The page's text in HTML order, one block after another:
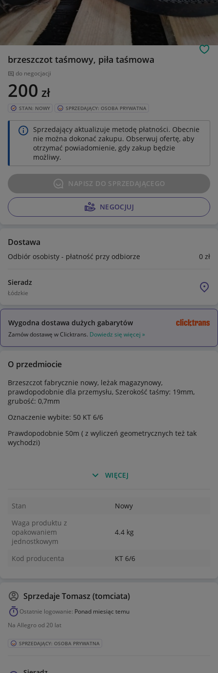
brzeszczot taśmowy, piła taśmowa
do negocjacji
200 zł
STAN: NOWY SPRZEDAJĄCY: OSOBA PRYWATNA
Sprzedający aktualizuje metodę płatności. Obecnie
nie można dokonać zakupu. Obserwuj ofertę, aby
otrzymać powiadomienie, gdy zakup będzie
możliwy.
NEGOCJUJ
NAPISZ DO SPRZEDAJĄCEGO
Dostawa
Odbiór osobisty - płatność przy odbiorze 0 zł
Sieradz
Łódzkie
Wygodna dostawa dużych gabarytów
Zamów dostawę w Clicktrans. Dowiedz się więcej »
O przedmiocie
Brzeszczot fabrycznie nowy, leżak magazynowy,
prawdopodobnie dla przemysłu, Szerokość taśmy: 19mm,
grubość: 0,7mm
Oznaczenie wybite: 50 KT 6/6
Prawdopodobnie 50m ( z wyliczeń geometrycznych też tak
wychodzi)
WIĘCEJ
Stan
Nowy
Waga produktu z
opakowaniem
jednostkowym
4.4 kg
Kod producenta KT 6/6
SprzedajeTomasz (tomciata)
Ostatnie logowanie: Ponad miesiąc temu
Na Allegro od 20 lat
SPRZEDAJĄCY: OSOBA PRYWATNA